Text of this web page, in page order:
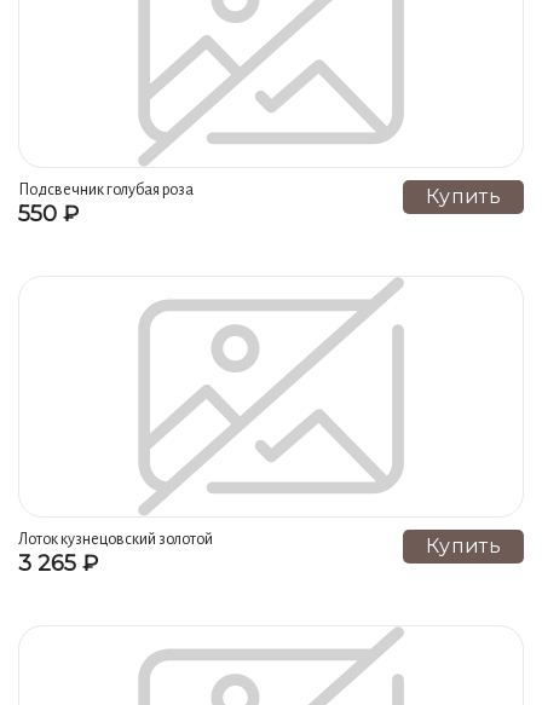
Подсвечник голубая роза
московский
550 ₽
Купить
Лоток кузнецовский золотой
3 265 ₽
Купить